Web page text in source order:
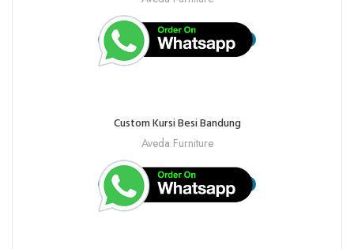
Custom Kursi Besi Bandung
Aveda Furniture